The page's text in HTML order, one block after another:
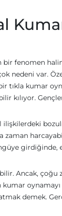
bir fenomen
nedeni var.
tıkla kumar
kılıyor.
ilişkilerdeki
zaman
girdiğinde,
Ancak, çoğu
oynamayı
demek.